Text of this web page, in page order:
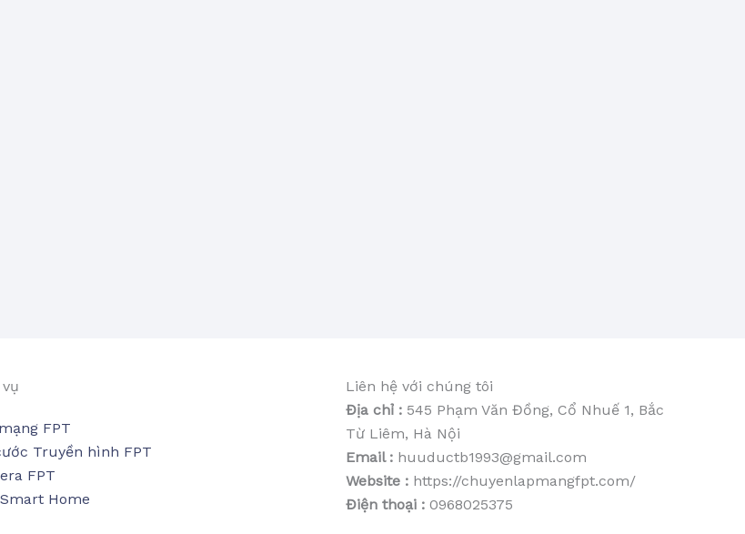
FPT
Truyền hình FPT
FPT
Home
Liên hệ với chúng tôi
Địa chỉ : 545 Phạm Văn Đồng, Cổ Nhuế 1, Bắc
Từ Liêm, Hà Nội
Email : huuductb1993@gmail.com
Website : https://chuyenlapmangfpt.com/
Điện thoại : 0968025375